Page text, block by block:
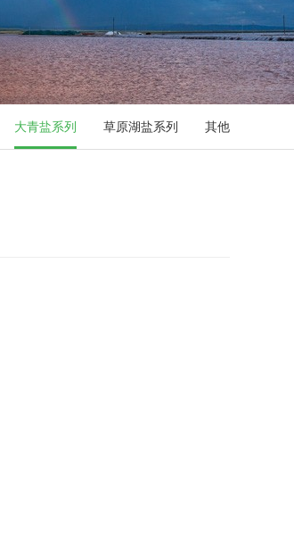
大青盐系列 草原湖盐系列 其他